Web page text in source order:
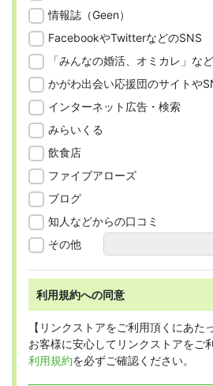
情報誌（Geen）
FacebookやTwitterなどのSNS
「みんなの婚活、オミカレ」な
かがわ出会い応援団のサイトや
インターネット広告・検索
みらいくる
飲食店
ファイブアローズ
ブログ
知人などからの口コミ
その他
利用規約への同意
【リンクストアをご利用頂くにあた
お客様に安心してリンクストアをご
利用規約を必ずご確認ください。